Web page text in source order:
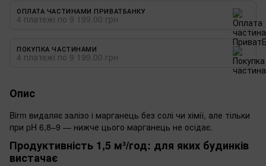
ОПЛАТА ЧАСТИНАМИ ПРИВАТБАНКУ
4 платежі по 9 199.00 грн
ПОКУПКА ЧАСТИНАМИ
4 платежі по 9 199.00 грн
Опис
Birm видаляє залізо і марганець без солі чи хімії, але тільки
при pH 6,8–9 — нижче цього марганець не осідає.
Продуктивність 1,5 м³/год: для яких будинків
вистачає